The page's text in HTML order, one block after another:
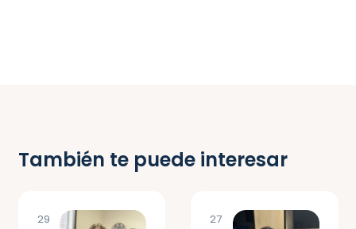
También te puede interesar
29
27